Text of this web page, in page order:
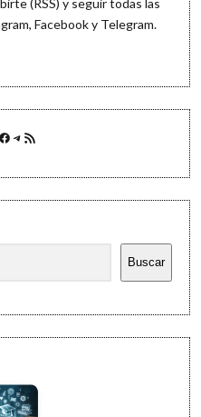
(RSS) y seguir todas las
, Facebooky Telegram.
Facebook
Telegram
Feed RSS
Buscar